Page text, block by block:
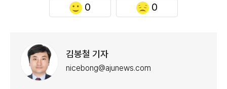
0 0
김봉철 기자
nicebong@ajunews.com